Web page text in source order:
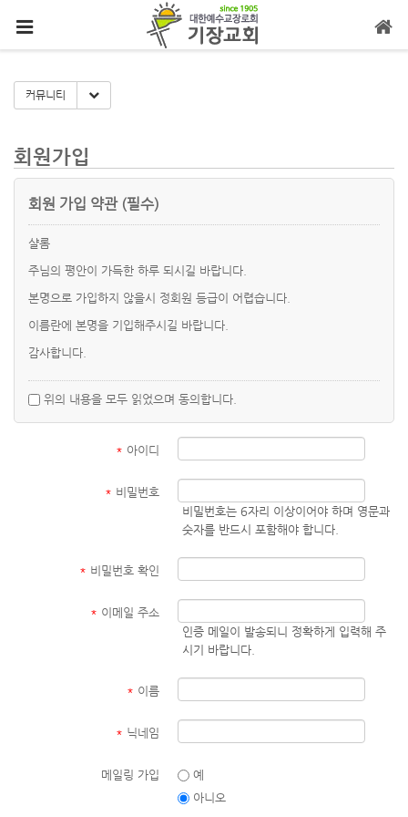
커뮤니티 Toggle Dropdown
회원가입
회원 가입 약관 (필수)
샬롬
주님의 평안이 가득한 하루 되시길 바랍니다.
본명으로 가입하지 않을시 정회원 등급이 어렵습니다.
이름란에 본명을 기입해주시길 바랍니다.
감사합니다.
위의 내용을 모두 읽었으며 동의합니다.
* 아이디
* 비밀번호
비밀번호는 6자리 이상이어야 하며 영문과
숫자를 반드시 포함해야 합니다.
* 비밀번호 확인
* 이메일 주소
인증 메일이 발송되니 정확하게 입력해 주
시기 바랍니다.
* 이름
* 닉네임
메일링 가입
예
아니오